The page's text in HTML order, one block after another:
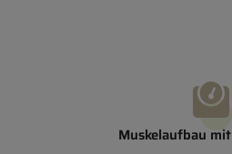
Muskelaufbau